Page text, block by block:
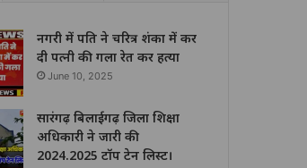
नगरी में पति ने चरित्र शंका में कर
दी पत्नी की गला रेत कर हत्या
June 10, 2025
सारंगढ़ बिलाईगढ़ जिला शिक्षा
अधिकारी ने जारी की
2024.2025 टॉप टेन लिस्ट।